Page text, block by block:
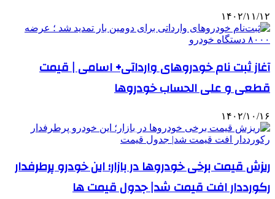
۱۴۰۲/۱۱/۱۲
آغاز ثبت نام خودروهای وارداتی+ اسامی | قیمت
قطعی و علی الحساب خودروها
۱۴۰۲/۱۰/۱۶
ریزش قیمت برخی خودروها در بازار؛ این خودرو پرطرفدار
رکورددار افت قیمت شد| جدول قیمت ها